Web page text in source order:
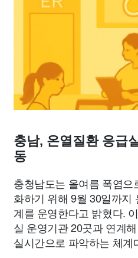
종교 사회 정치 의
교통
충남, 온열질환 응급
동
충청남도는 올여름 폭염
화하기 위해 9월 30일까지
계를 운영한다고 밝혔다.
실 운영기관 20곳과 연계
실시간으로 파악하는 체계